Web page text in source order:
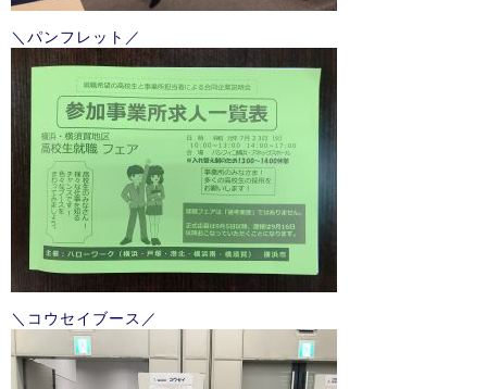
＼パンフレット／
＼コウセイブース／